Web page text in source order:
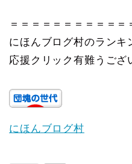
＝＝＝＝＝＝＝＝＝＝＝
にほんブログ村のランキ
応援クリック有難うござ
にほんブログ村